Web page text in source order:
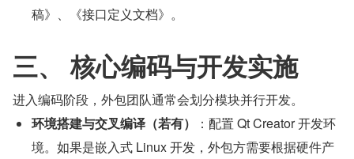
稿》、《接口定义文档》。
三、 核心编码与开发实施
进入编码阶段，外包团队通常会划分模块并行开发。
环境搭建与交叉编译（若有）
：配置 Qt Creator 开发环
境。如果是嵌入式 Linux 开发，外包方需要根据硬件产